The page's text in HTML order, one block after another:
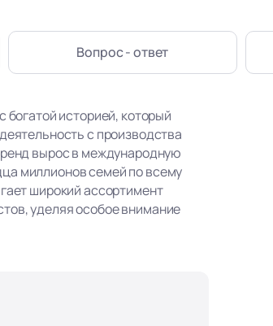
Вопрос - ответ
историей, который
с производства
вырос в международную
миллионов семей по всему
широкий ассортимент
уделяя особое внимание